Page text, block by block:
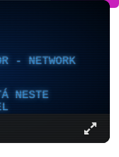
- NETWORK
NESTE